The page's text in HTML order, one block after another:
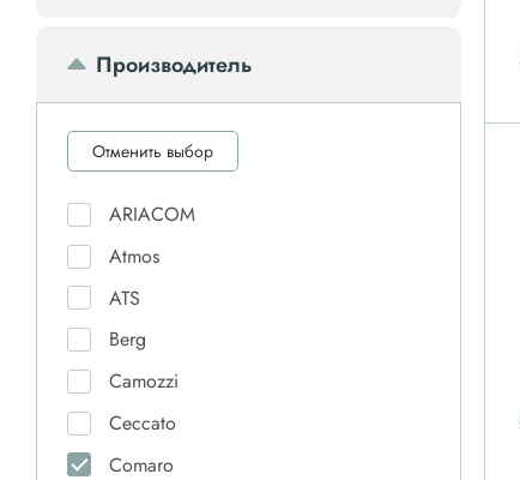
Компрессоры доп.
Осветительные мачты
Осушители
Ресиверы
Фильтры
Производитель
Отменить выбор
ARIACOM
Atmos
ATS
Berg
Camozzi
Ceccato
Comaro